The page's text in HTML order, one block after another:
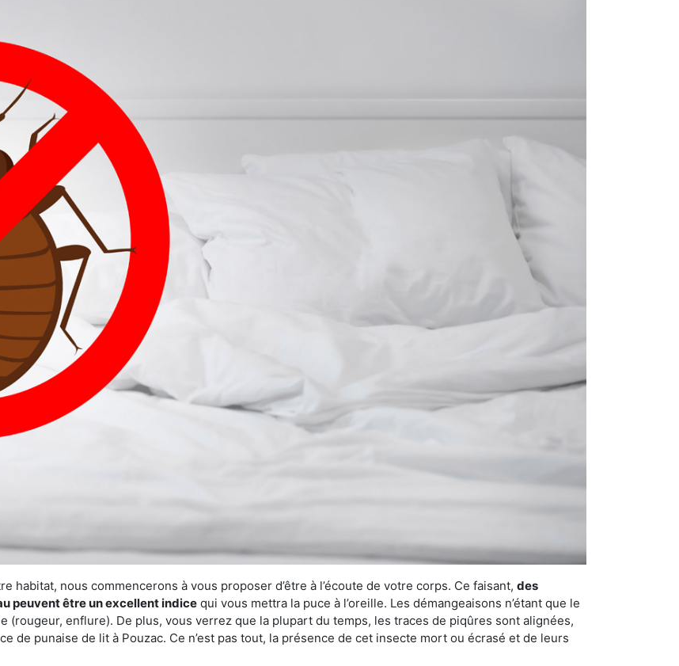
habitat, nous commencerons à vous proposer d’être à l’écoute de votre corps. Ce faisant, des
peuvent être un excellent indice qui vous mettra la puce à l’oreille. Les démangeaisons n’étant que le
(rougeur, enflure). De plus, vous verrez que la plupart du temps, les traces de piqûres sont alignées,
de punaise de lit à Pouzac. Ce n’est pas tout, la présence de cet insecte mort ou écrasé et de leurs